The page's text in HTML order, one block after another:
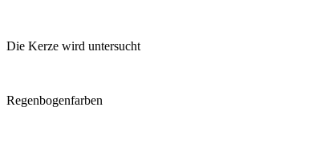
Die Kerze wird untersucht
Regenbogenfarben